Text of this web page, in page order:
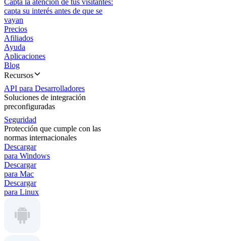
Capta la atención de tus visitantes:
capta su interés antes de que se
vayan
Precios
Afiliados
Ayuda
Aplicaciones
Blog
Recursos
API para Desarrolladores
Soluciones de integración
preconfiguradas
Seguridad
Protección que cumple con las
normas internacionales
Descargar
para Windows
Descargar
para Mac
Descargar
para Linux